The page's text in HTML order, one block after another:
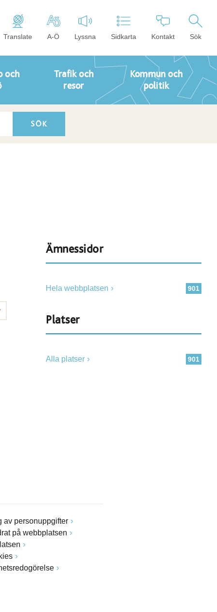
Translate A-Ö Lyssna Sidkarta Kontakt Sök
och
Trafik och
resor
Kommun och
politik
Ämnessidor
901
Hela webbplatsen
Platser
901
Alla platser
av personuppgifter
på webbplatsen